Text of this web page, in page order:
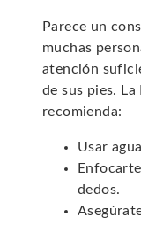
Parece un
muchas
atención
de sus pies.
recomienda:
Usar
dedos.